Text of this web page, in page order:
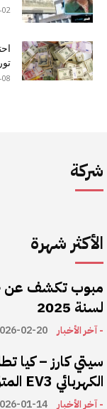
شركة
الأكثر شهرة
مبوب تكشف عن
لسنة 2025
- آخر الأخبار 02-20
سيتي كارز – كيا
الكهربائي EV3 المتوَّجة بلقب سيارة العام عالميًا
- آخر الأخبار 01-14